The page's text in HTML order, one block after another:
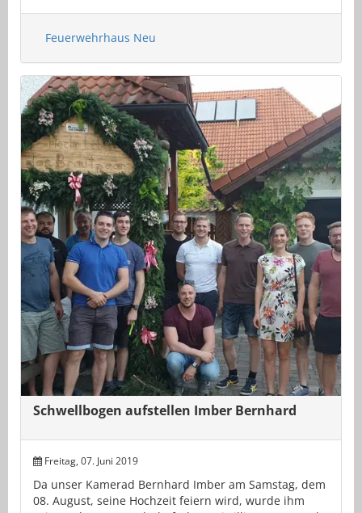
Feuerwehrhaus Neu
Schwellbogen aufstellen Imber Bernhard
Freitag, 07. Juni 2019
Da unser Kamerad Bernhard Imber am Samstag, dem
08. August, seine Hochzeit feiern wird, wurde ihm